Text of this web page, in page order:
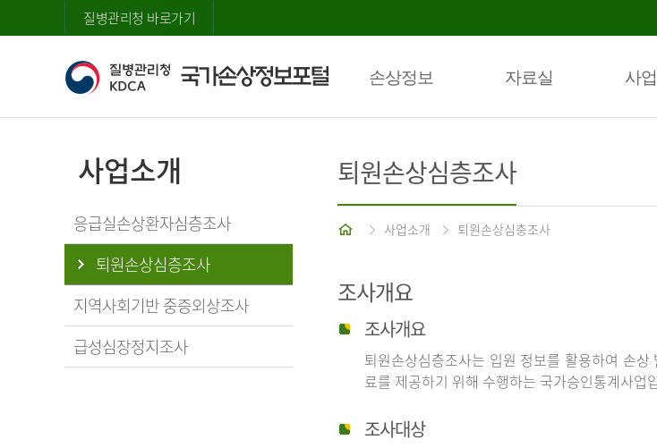
질병관리청 바로가기
손상정보 자료실 사
사업소개
응급실손상환자심층조사
퇴원손상심층조사
지역사회기반 중증외상조사
급성심장정지조사
퇴원손상심층조사
홈 사업소개 퇴원손상심층조사
조사개요
조사개요
퇴원손상심층조사는 입원 정보를 활용하여 손
료를 제공하기 위해 수행하는 국가승인통계사업
조사대상